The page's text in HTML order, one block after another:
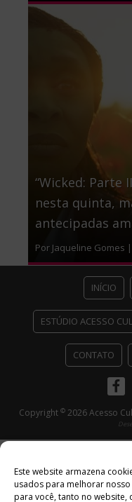
Este website armazena
usados ​​para melhorar
para você, tanto no website,
“Wicked: Parte
nesta quinta,
antecipadas
Por Jaqueline Gomes |
INÍCIO
ESTÚDIO ACESSO
CONTATO
Copyright ©2026 Acesso